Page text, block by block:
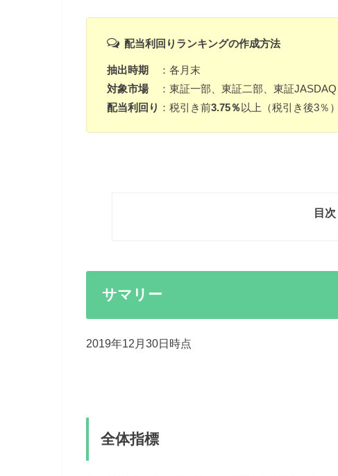
配当利回りランキングの作成方法
抽出時期
：各月末
対象市場
：東証一部、東証二部、東証JASDAQ
配当利回り ：税引き前3.75％以上（税引き後3％
目次
サマリー
2019年12月30日時点
全体指標